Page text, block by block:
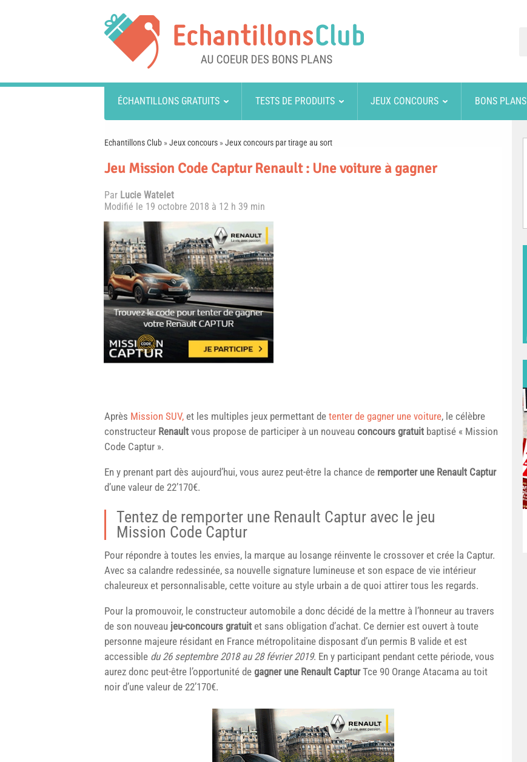
ÉCHANTILLONS GRATUITS TESTS DE PRODUITS JEUX CONCOURS BONS PLANS
Echantillons Club »Jeux concours »Jeux concours par tirage au sort
Jeu Mission Code Captur Renault : Une voiture à gagner
Par Lucie Watelet
Modifié le 19 octobre 2018 à 12 h 39 min
Après Mission SUV, et les multiples jeux permettant de tenter de gagner une voiture, le célèbre
constructeur Renault vous propose de participer à un nouveau concours gratuit baptisé « Mission
Code Captur ».
En y prenant part dès aujourd’hui, vous aurez peut-être la chance de remporter une Renault Captur
d’une valeur de 22’170€.
Tentez de remporter une Renault Captur avec le jeu
Mission Code Captur
Pour répondre à toutes les envies, la marque au losange réinvente le crossover et crée la Captur.
Avec sa calandre redessinée, sa nouvelle signature lumineuse et son espace de vie intérieur
chaleureux et personnalisable, cette voiture au style urbain a de quoi attirer tous les regards.
Pour la promouvoir, le constructeur automobile a donc décidé de la mettre à l’honneur au travers
de son nouveau jeu-concours gratuit et sans obligation d’achat. Ce dernier est ouvert à toute
personne majeure résidant en France métropolitaine disposant d’un permis B valide et est
accessible du 26 septembre 2018 au 28 février 2019. En y participant pendant cette période, vous
aurez donc peut-être l’opportunité de gagner une Renault CapturTce 90 Orange Atacama au toit
noir d’une valeur de 22’170€.